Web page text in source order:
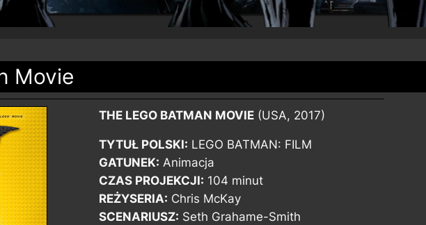
Movie
THE LEGO BATMAN MOVIE(USA, 2017)
TYTUŁ POLSKI: LEGO BATMAN: FILM
GATUNEK: Animacja
CZAS PROJEKCJI: 104 minut
REŻYSERIA: Chris McKay
SCENARIUSZ: Seth Grahame-Smith